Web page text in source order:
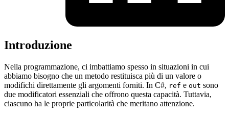
Introduzione
Nella programmazione, ci imbattiamo spesso in situazioni in cui
abbiamo bisogno che un metodo restituisca più di un valore o
modifichi direttamente gli argomenti forniti. In C#, ref e out sono
due modificatori essenziali che offrono questa capacità. Tuttavia,
ciascuno ha le proprie particolarità che meritano attenzione.